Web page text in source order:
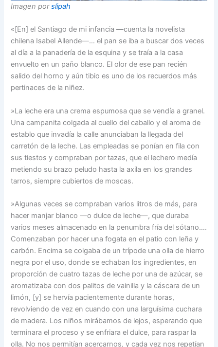
Imagen porslipah
«[En] el Santiago de mi infancia —cuenta la novelista
chilena Isabel Allende—… el pan se iba a buscar dos veces
al día a la panadería de la esquina y se traía a la casa
envuelto en un paño blanco. El olor de ese pan recién
salido del horno y aún tibio es uno de los recuerdos más
pertinaces de la niñez.
»La leche era una crema espumosa que se vendía a granel.
Una campanita colgada al cuello del caballo y el aroma de
establo que invadía la calle anunciaban la llegada del
carretón de la leche. Las empleadas se ponían en fila con
sus tiestos y compraban por tazas, que el lechero medía
metiendo su brazo peludo hasta la axila en los grandes
tarros, siempre cubiertos de moscas.
»Algunas veces se compraban varios litros de más, para
hacer manjar blanco —o dulce de leche—, que duraba
varios meses almacenado en la penumbra fría del sótano….
Comenzaban por hacer una fogata en el patio con leña y
carbón. Encima se colgaba de un trípode una olla de hierro
negra por el uso, donde se echaban los ingredientes, en
proporción de cuatro tazas de leche por una de azúcar, se
aromatizaba con dos palitos de vainilla y la cáscara de un
limón, [y] se hervía pacientemente durante horas,
revolviendo de vez en cuando con una larguísima cuchara
de madera. Los niños mirábamos de lejos, esperando que
terminara el proceso y se enfriara el dulce, para raspar la
olla. No nos permitían acercarnos, y cada vez nos repetían